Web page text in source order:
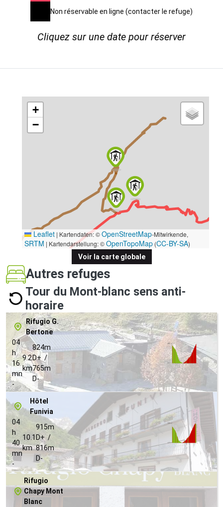
Non réservable en ligne (contacter le refuge)
Cliquez sur une date pour réserver
+
−
Leaflet | Kartendaten: ©OpenStreetMap-Mitwirkende,
SRTM | Kartendarstellung: ©OpenTopoMap (CC-BY-SA)
Voir la carte globale
Autres refuges
Tour du Mont-blanc sens anti-
horaire
Rifugio G.
Bertone
04
h
16
mn
-
9.2
km
824m
D+ /
765m
D-
Hôtel
Funivia
04
h
40
mn
-
10.1
km
915m
D+ /
816m
D-
Rifugio
Chapy Mont
Blanc